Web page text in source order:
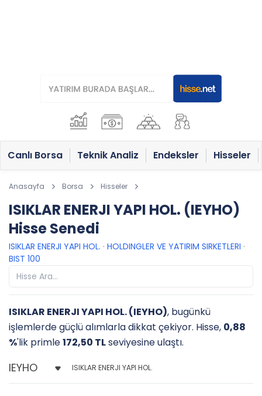
Canlı Borsa Teknik Analiz Endeksler Hisseler
Anasayfa Borsa Hisseler
ISIKLAR ENERJI YAPI HOL. (IEYHO)
Hisse Senedi
ISIKLAR ENERJI YAPI HOL. · HOLDINGLER VE YATIRIM SIRKETLERI ·
BIST 100
ISIKLAR ENERJI YAPI HOL. (IEYHO), bugünkü
işlemlerde güçlü alımlarla dikkat çekiyor. Hisse, 0,88
%'lik primle172,50 TLseviyesine ulaştı.
ISIKLAR ENERJI YAPI HOL.